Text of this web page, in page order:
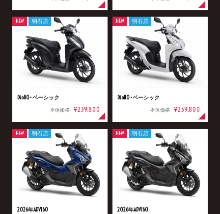
Dio110･ベーシック
本体価格 ¥239,800
NEW 明石店
Dio110･ベーシック
本体価格 ¥239,800
NEW 明石店
2026年ADV160
NEW 明石店
2026年ADV160
NEW 明石店